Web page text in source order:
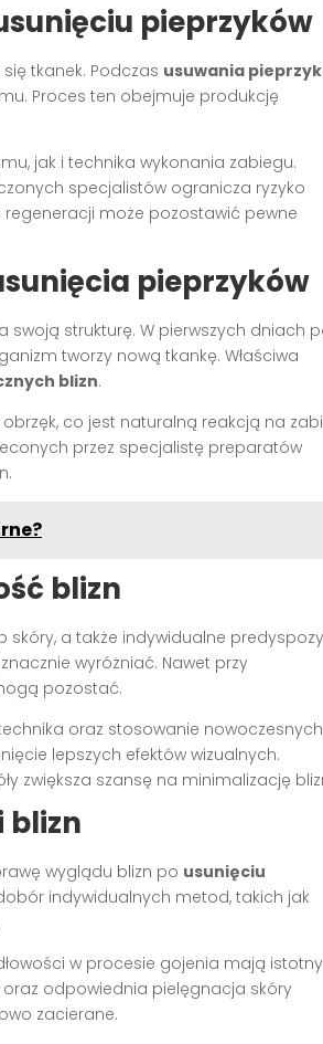
pieprzyków
tkanek. Podczas usuwania
Proces ten obejmuje produkcję
jak i technika wykonania zabiegu.
specjalistów ogranicza ryzyko
może pozostawić pewne
pieprzyków
strukturę. W pierwszych dniach
tworzy nową tkankę. Właściwa
blizn.
co jest naturalną reakcją na
przez specjalistę preparatów
blizn
skóry, a także indywidualne
wyróżniać. Nawet przy
pozostać.
oraz stosowanie nowoczesnych
lepszych efektów wizualnych.
zwiększa szansę na minimalizację
blizn
wyglądu blizn po usunięciu
indywidualnych metod, takich jak
w procesie gojenia mają istotny
oraz odpowiednia pielęgnacja skóry
zacierane.